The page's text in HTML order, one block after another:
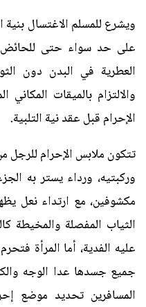
ويشرع للمسلم الاغتسال بنية
على حد سواء حتى للحائض
العطرية في البدن دون
والالتزام بالميقات
الإحرام قبل عقد نية التلبية.
تتكون ملابس الإحرام للرجل
وركبتيه، ورداء يستر به
مكشوفين، مع ارتداء نعل
الثياب المفصلة والمخيطة
عليه الفدية، أما المرأة
جميع جسدها عدا الوجه
المسافرين تحديد موضع